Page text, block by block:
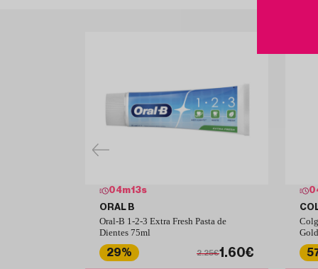
04m12s
ORAL B
Oral-B 1-2-3 Extra Fresh Pasta de
Dientes 75ml
29% 2.25€1.60€